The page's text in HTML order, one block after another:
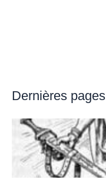
Dernières pages